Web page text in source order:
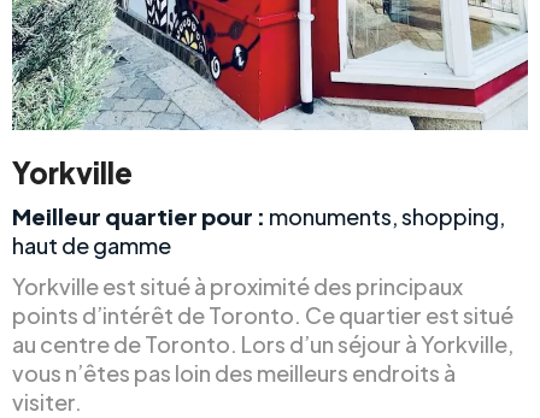
Yorkville
Meilleur quartier pour : monuments, shopping,
haut de gamme
Yorkville est situé à proximité des principaux
points d’intérêt de Toronto. Ce quartier est situé
au centre de Toronto. Lors d’un séjour à Yorkville,
vous n’êtes pas loin des meilleurs endroits à
visiter.